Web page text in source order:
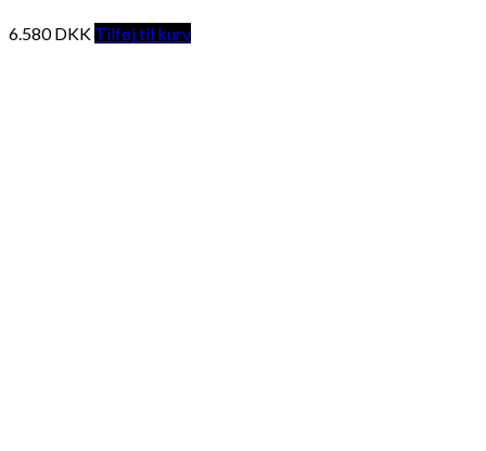
6.580DKK Tilføj til kurv